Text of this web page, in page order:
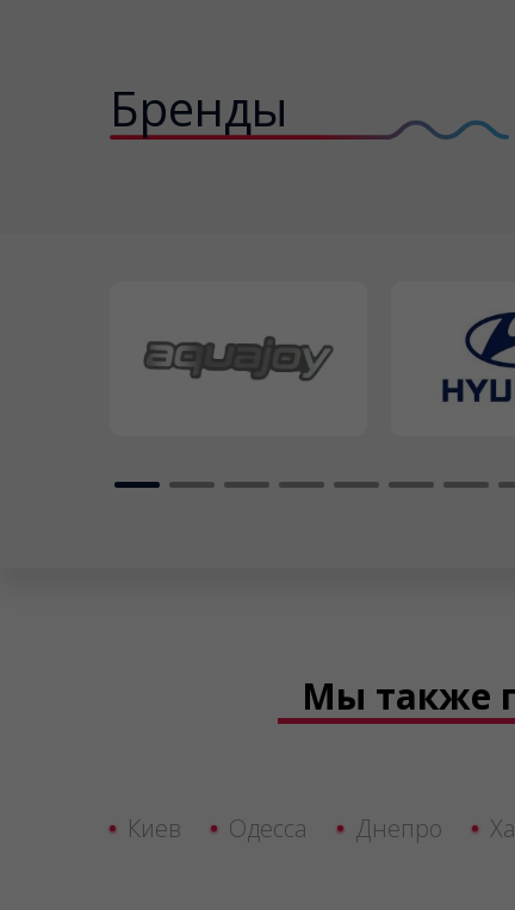
Бренды
Мы также
Киев Одесса Днепро